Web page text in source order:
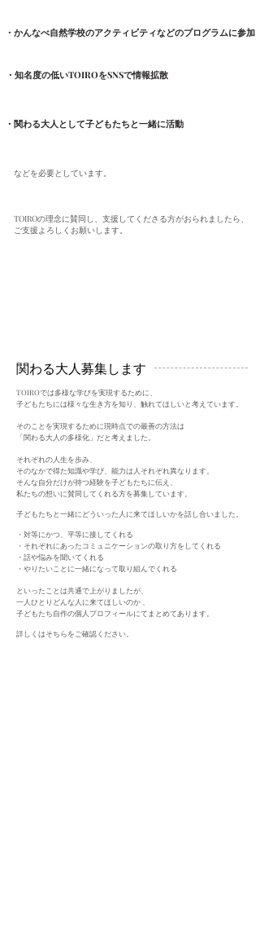
・かんなべ自然学校のアクティビティなどのプログラムに参加
・知名度の低いTOIROをSNSで情報拡散
・関わる大人として子どもたちと一緒に活動
などを必要としています。
TOIROの理念に賛同し、支援してくださる方がおられましたら、
ご支援よろしくお願いします。
​関わる大人募集します
TOIROでは多様な学びを実現するために、
子どもたちには様々な生き方を知り、触れてほしいと考えています。
そのことを実現するために現時点での最善の方法は
「関わる大人の多様化」だと考えました。
それぞれの人生を歩み、
そのなかで得た知識や学び、能力は人それぞれ異なります。
そんな自分だけが持つ経験を子どもたちに伝え、
私たちの想いに賛同してくれる方を募集しています。
子どもたちと一緒にどういった人に来てほしいかを話し合いました。
・対等にかつ、平等に接してくれる
・それぞれにあったコミュニケーションの取り方をしてくれる
・話や悩みを聞いてくれる
・やりたいことに一緒になって取り組んでくれる
といったことは共通で上がりましたが、
一人ひとりどんな人に来てほしいのか 、
子どもたち自作の個人プロフィールにてまとめてあります。
詳しくはそちらをご確認ください。